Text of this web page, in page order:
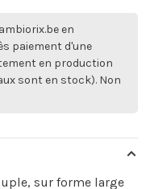
en
paiement d'une
en production
sont en stock). Non
sur forme large